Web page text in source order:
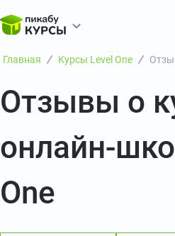
Главная Курсы Level One
Отзывы о
онлайн-
One